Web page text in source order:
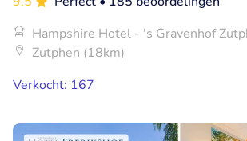
Hampshire Hotel - 's Gravenhof
Zutphen (18km)
Verkocht: 167